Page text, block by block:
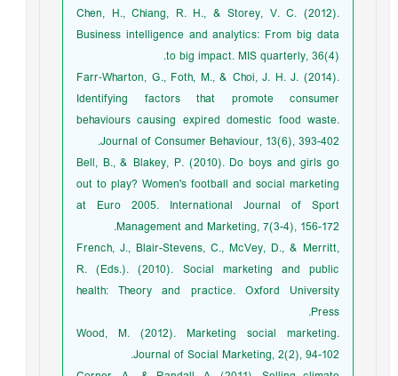
Chen, H., Chiang, R. H., & Storey, V. C. (2012).
Business intelligence and analytics: From big data
to big impact. MIS quarterly, 36(4).
Farr‐Wharton, G., Foth, M., & Choi, J. H. J. (2014).
Identifying factors that promote consumer
behaviours causing expired domestic food waste.
Journal of Consumer Behaviour, 13(6), 393-402.
Bell, B., & Blakey, P. (2010). Do boys and girls go
out to play? Women's football and social marketing
at Euro 2005. International Journal of Sport
Management and Marketing, 7(3-4), 156-172.
French, J., Blair-Stevens, C., McVey, D., & Merritt,
R. (Eds.). (2010). Social marketing and public
health: Theory and practice. Oxford University
Press.
Wood, M. (2012). Marketing social marketing.
Journal of Social Marketing, 2(2), 94-102.